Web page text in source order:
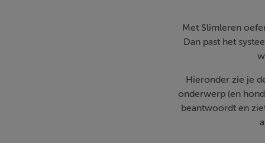
Met Slimleren
Dan past het
Hieronder zie je
onderwerp (en
beantwoordt en